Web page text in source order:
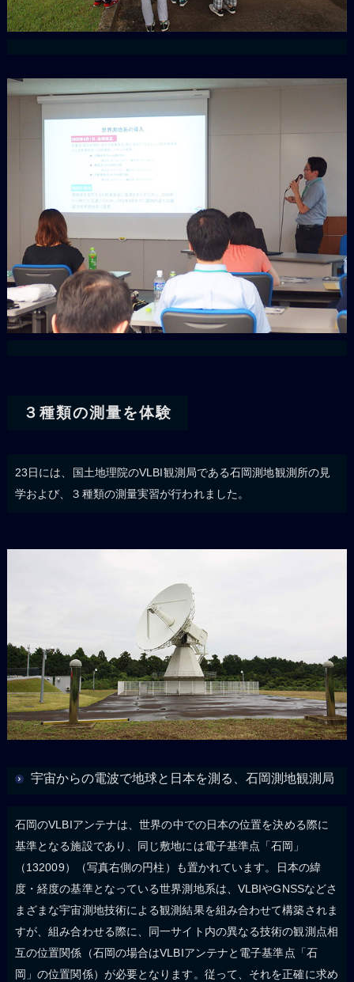
３種類の測量を体験
23日には、国土地理院のVLBI観測局である石岡測地観測所の見
学および、３種類の測量実習が行われました。
宇宙からの電波で地球と日本を測る、石岡測地観測局
石岡のVLBIアンテナは、世界の中での日本の位置を決める際に
基準となる施設であり、同じ敷地には電子基準点「石岡」
（132009）（写真右側の円柱）も置かれています。日本の緯
度・経度の基準となっている世界測地系は、VLBIやGNSSなどさ
まざまな宇宙測地技術による観測結果を組み合わせて構築されま
すが、組み合わせる際に、同一サイト内の異なる技術の観測点相
互の位置関係（石岡の場合はVLBIアンテナと電子基準点「石
岡」の位置関係）が必要となります。従って、それを正確に求め